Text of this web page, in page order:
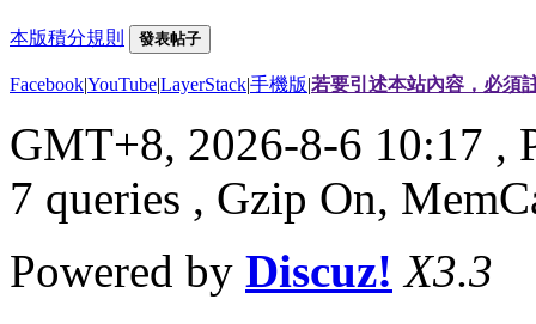
本版積分規則 發表帖子
Facebook|YouTube|LayerStack|手機版|若要引述本站內容，必須
GMT+8, 2026-8-6 10:17 ,
7 queries , Gzip On,
Powered by Discuz! X3.3